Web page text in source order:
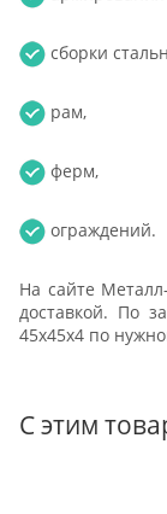
сборки
рам,
ферм,
ограждений.
На сайте
доставкой. По
45х45х4 по
С этим